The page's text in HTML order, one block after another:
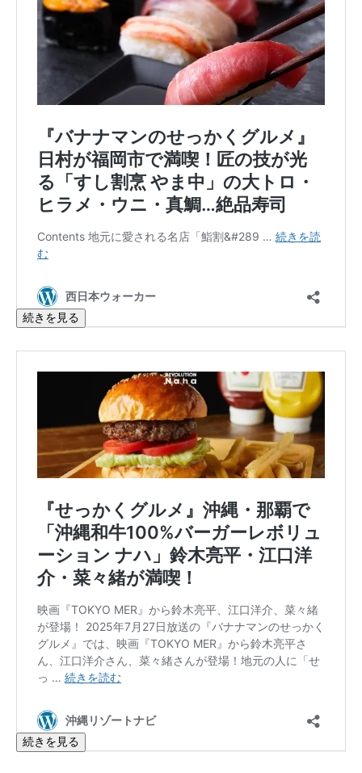
続きを見る
続きを見る